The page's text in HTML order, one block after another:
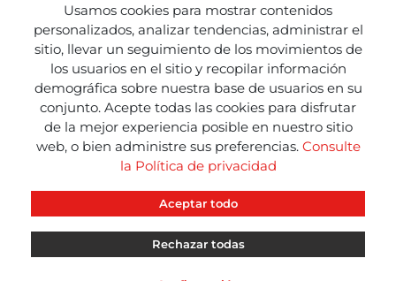
El encuentro se celebró en Madrid y los asistentes
pudieron conocer los próximos retos a los que se
enfrenta la compañía, reencontrarse en un
ambiente de confianza y colaboración,
aprovechando además la oportunidad para estar al
corriente de los proyectos en los que se encuentra
inmersa la organización.
CBL
CBL
Usamos cookies para mostrar contenidos
personalizados, analizar tendencias, administrar el
sitio, llevar un seguimiento de los movimientos de
los usuarios en el sitio y recopilar información
demográfica sobre nuestra base de usuarios en su
conjunto. Acepte todas las cookies para disfrutar
de la mejor experiencia posible en nuestro sitio
web, o bien administre sus preferencias. Consulte
la Política de privacidad
Aceptar todo
Rechazar todas